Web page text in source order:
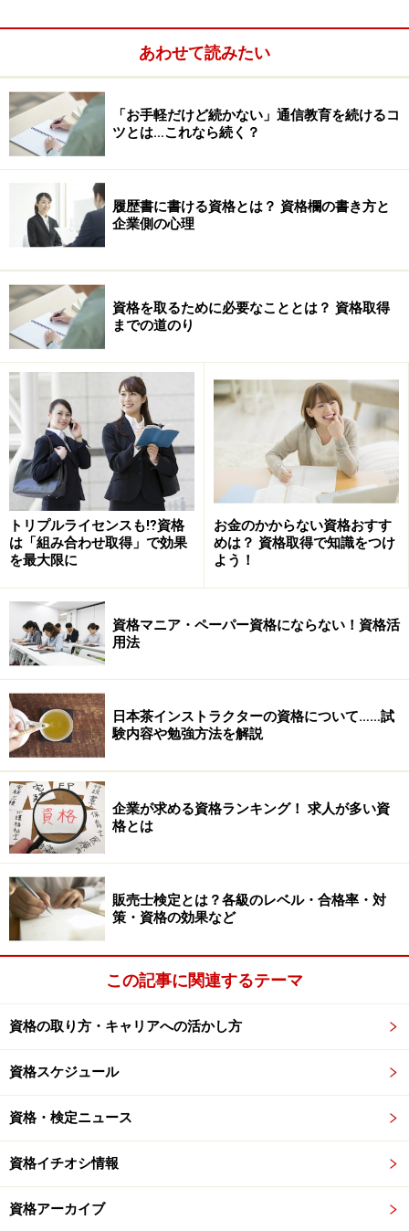
あわせて読みたい
「お手軽だけど続かない」通信教育を続けるコ
ツとは…これなら続く？
履歴書に書ける資格とは？ 資格欄の書き方と
企業側の心理
資格を取るために必要なこととは？ 資格取得
までの道のり
トリプルライセンスも⁉資格
は「組み合わせ取得」で効果
を最大限に
お金のかからない資格おすす
めは？ 資格取得で知識をつけ
よう！
資格マニア・ペーパー資格にならない！資格活
用法
日本茶インストラクターの資格について……試
験内容や勉強方法を解説
企業が求める資格ランキング！ 求人が多い資
格とは
販売士検定とは？各級のレベル・合格率・対
策・資格の効果など
この記事に関連するテーマ
資格の取り方・キャリアへの活かし方
資格スケジュール
資格・検定ニュース
資格イチオシ情報
資格アーカイブ